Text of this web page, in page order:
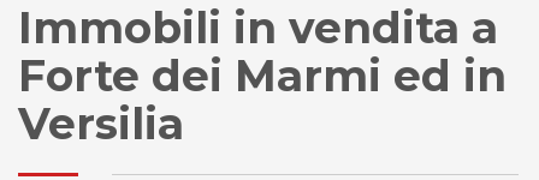
Immobili in vendita a
Forte dei Marmi ed in
Versilia